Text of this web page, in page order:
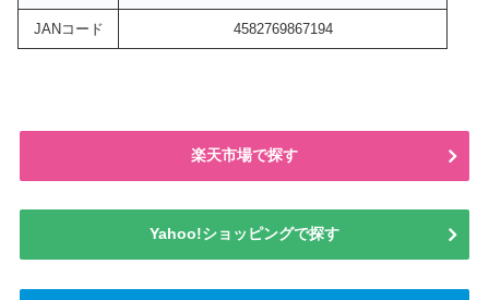
JANコード 4582769867194
楽天市場で探す
Yahoo!ショッピングで探す